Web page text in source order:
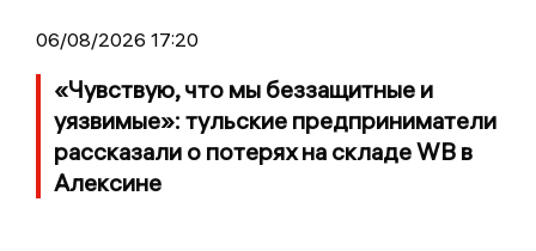
06/08/2026 17:20
«Чувствую, что мы беззащитные и
уязвимые»: тульские предприниматели
рассказали о потерях на складе WB в
Алексине